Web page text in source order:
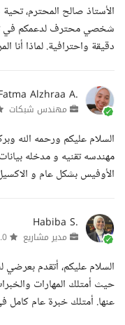
الأستاذ صالح المحترم،
شخصي محترف لدعمكم في
دقيقة واحترافية. لماذا أنا
Alzhraa A.
مهندس شبكات
السلام عليكم ورحمه الله
مهندسه تقنيه و مدخله
الأوفيس بشكل عام و
Habiba S.
مدير مشاريع
السلام عليكم، أتقدم
حيث أمتلك المهارات
عنها. أمتلك خبرة عام كامل